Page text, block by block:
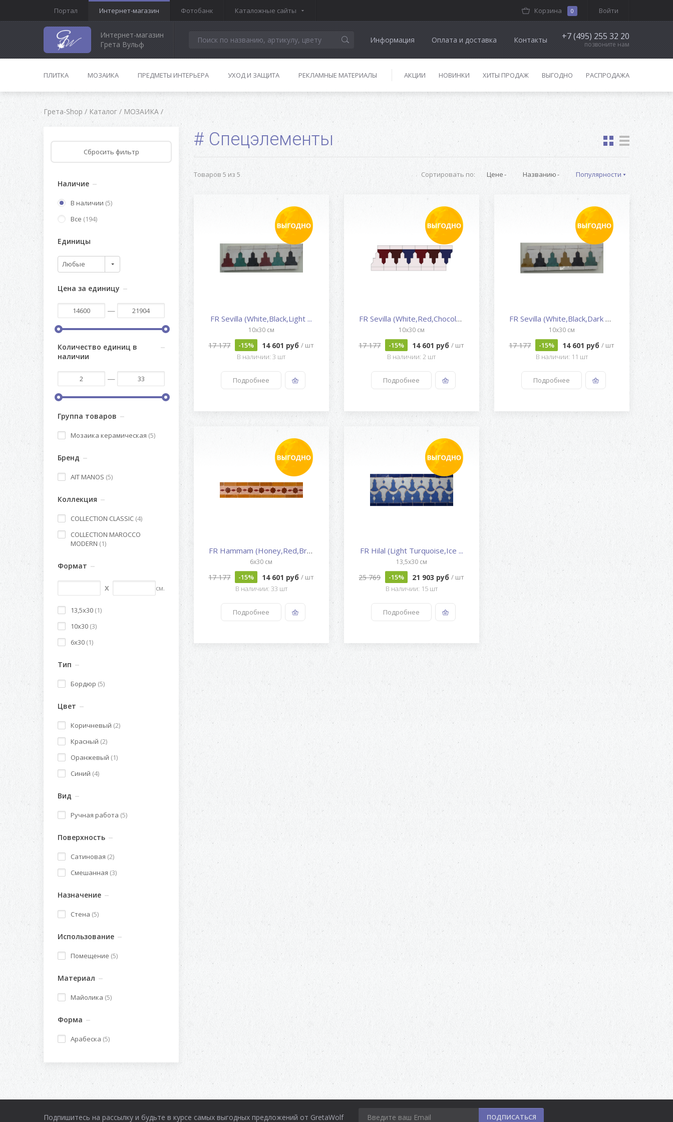
Портал Интернет-магазин Фотобанк Каталожные сайты Войти
Корзина 0
Интернет-магазин
Грета Вульф
Информация Оплата и доставка Контакты +7 (495) 255 32 20
позвоните нам
ПЛИТКА МОЗАИКА ПРЕДМЕТЫ ИНТЕРЬЕРА УХОД И ЗАЩИТА РЕКЛАМНЫЕ МАТЕРИАЛЫ АКЦИИ НОВИНКИ ХИТЫ ПРОДАЖ ВЫГОДНО РАСПРОДАЖА
Грета-Shop / Каталог / МОЗАИКА /
Наличие
В наличии (5)
Все (194)
Единицы
Любые
Цена за единицу
—
Количество единиц в
наличии
—
Группа товаров
Мозаика керамическая (5)
Бренд
AIT MANOS (5)
Коллекция
COLLECTION CLASSIC (4)
COLLECTION MAROCCO
MODERN (1)
Формат
X см.
13,5x30 (1)
10x30 (3)
6x30 (1)
Тип
Бордюр (5)
Цвет
Коричневый (2)
Красный (2)
Оранжевый (1)
Синий (4)
Вид
Ручная работа (5)
Поверхность
Сатиновая (2)
Смешанная (3)
Назначение
Стена (5)
Использование
Помещение (5)
Материал
Майолика (5)
Форма
Арабеска (5)
Спецэлементы
Товаров 5 из 5 Сортировать по: Цене Названию Популярности
FR Sevilla (White,Black,Light ...
10x30 см
17 177 -15% 14 601 руб/ шт
В наличии: 3 шт
Подробнее
FR Sevilla (White,Red,Chocolat...
10x30 см
17 177 -15% 14 601 руб/ шт
В наличии: 2 шт
Подробнее
FR Sevilla (White,Black,Dark G...
10x30 см
17 177 -15% 14 601 руб/ шт
В наличии: 11 шт
Подробнее
FR Hammam (Honey,Red,Brown,Nat...
6x30 см
17 177 -15% 14 601 руб/ шт
В наличии: 33 шт
Подробнее
FR Hilal (Light Turquoise,Ice ...
13,5x30 см
25 769 -15% 21 903 руб/ шт
В наличии: 15 шт
Подробнее
Подпишитесь на рассылку и будьте в курсе самых выгодных предложений от GretaWolf ПОДПИСАТЬСЯ